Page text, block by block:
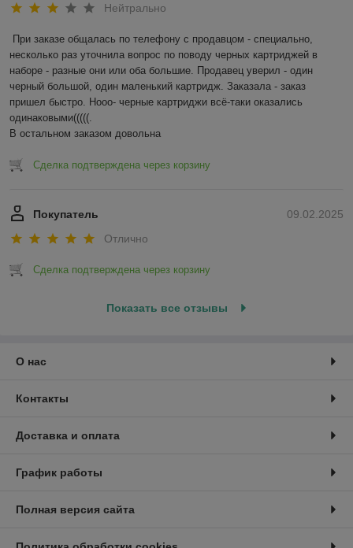
Нейтрально
При заказе общалась по телефону с продавцом - специально,
несколько раз уточнила вопрос по поводу черных картриджей в
наборе - разные они или оба большие. Продавец уверил - один
черный большой, один маленький картридж. Заказала - заказ
пришел быстро. Нооо- черные картриджи всё-таки оказались
одинаковыми(((((.
В остальном заказом довольна
Сделка подтверждена через корзину
09.02.2025
Покупатель
Отлично
Сделка подтверждена через корзину
Показать все отзывы
О нас
Контакты
Доставка и оплата
График работы
Полная версия сайта